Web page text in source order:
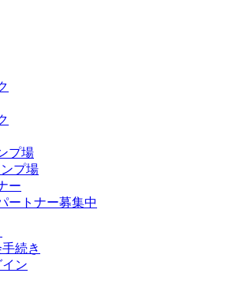
プ場
プ場
ー
ートナー募集中
続き
ン